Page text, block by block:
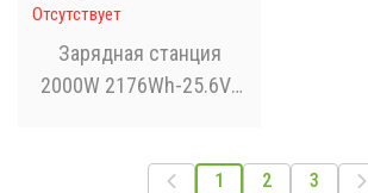
Отсутствует
Зарядная станция
2000W 2176Wh-25.6V-
1 2 3